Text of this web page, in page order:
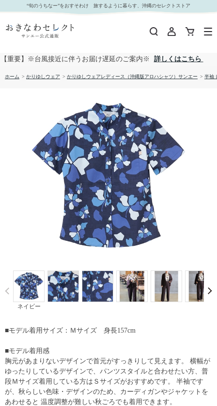
【送料無料】形態安定 ブロックフラワー柄 マオカラー かりゆしウェアP1025-21L｜おきなわセ
レクト サンエー公式通販
“旬のうちなー”をおすそわけ 旅するように暮らす、沖縄のセレクトストア
【重要】※台風接近に伴うお届け遅延のご案内※ 詳しくはこちら
ホーム > かりゆしウェア > かりゆしウェアレディース（沖縄版アロハシャツ）サンエー > 半袖
ネイビー
Prev
■モデル着用サイズ：Ｍサイズ 身長157cm
■モデル着用感
胸元があまりないデザインで首元がすっきりして見えます。 横幅が
ゆったりしているデザインで、パンツスタイルと合わせたい方、普
段Ｍサイズ着用している方はＳサイズがおすすめです。 半袖です
が、秋らしい色味・デザインのため、カーディガンやジャケットを
あわせると 温度調整が難しい秋ごろでも着用できます。